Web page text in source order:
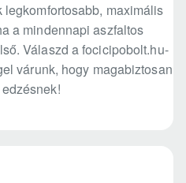
maximális
a mindennapi aszfaltos
Válaszd a focicipobolt.hu-
várunk, hogy magabiztosan